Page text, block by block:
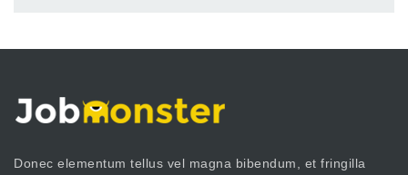
Donec elementum tellus vel magna bibendum, et fringilla